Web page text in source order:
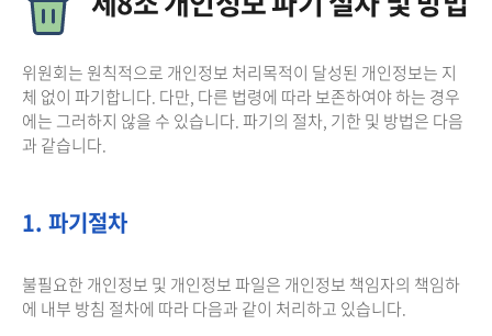
위원회는 원칙적으로 개인정보 처리목적이 달성된 개인정보는 지
체 없이 파기합니다. 다만, 다른 법령에 따라 보존하여야 하는 경우
에는 그러하지 않을 수 있습니다. 파기의 절차, 기한 및 방법은 다음
과 같습니다.
1. 파기절차
불필요한 개인정보 및 개인정보 파일은 개인정보 책임자의 책임하
에 내부 방침 절차에 따라 다음과 같이 처리하고 있습니다.